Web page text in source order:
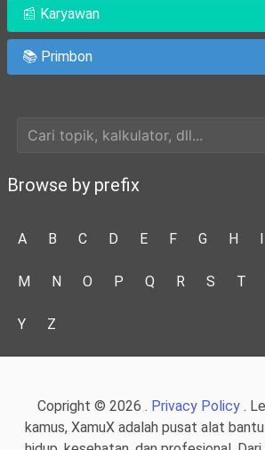
📰 Karyawan
📚 Primbon
Browse by prefix
A B C D E F G H I
M N O P Q R S T
Y Z
Copright © 2026 . Privacy Policy.
kamus, XamuX adalah pusat alat